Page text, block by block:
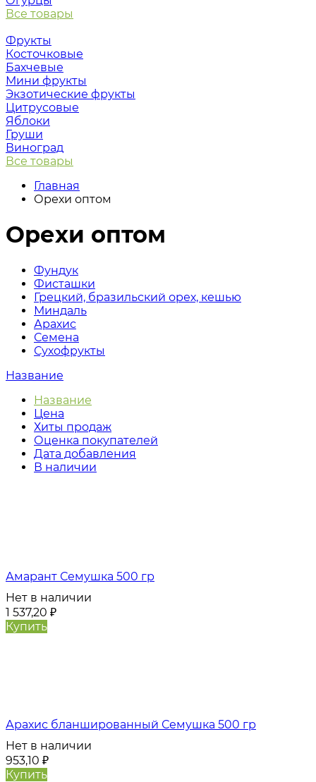
Все товары
Фрукты
Косточковые
Бахчевые
Мини фрукты
Экзотические фрукты
Цитрусовые
Яблоки
Груши
Виноград
Все товары
Главная
Орехи оптом
Орехи оптом
Фундук
Фисташки
Грецкий, бразильский орех, кешью
Миндаль
Арахис
Семена
Сухофрукты
Название
Название
Цена
Хиты продаж
Оценка покупателей
Дата добавления
В наличии
Амарант Семушка 500 гр
Нет в наличии
1 537,20 ₽
Купить
Арахис бланшированный Семушка 500 гр
Нет в наличии
953,10 ₽
Купить